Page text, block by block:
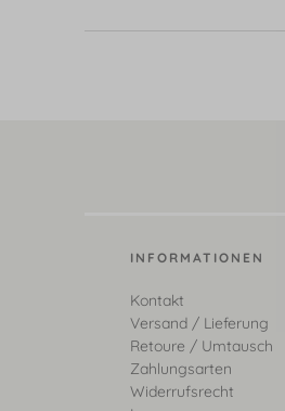
INFORMATIONEN
Kontakt
Versand / Lieferung
Retoure / Umtausch
Zahlungsarten
Widerrufsrecht